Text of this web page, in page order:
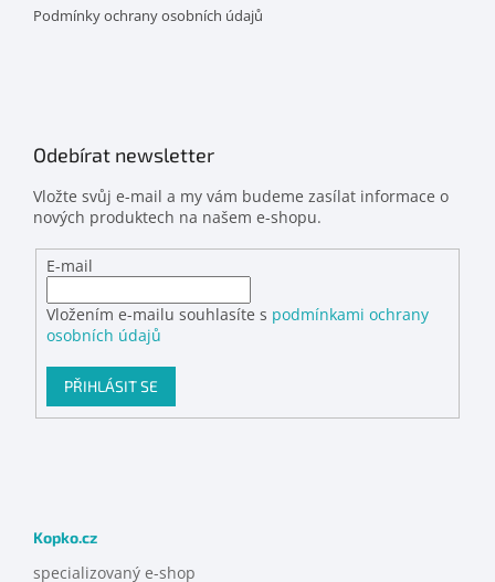
Podmínky ochrany osobních údajů
Odebírat newsletter
Vložte svůj e-mail a my vám budeme zasílat informace o
nových produktech na našem e-shopu.
E-mail
Vložením e-mailu souhlasíte s podmínkami ochrany
osobních údajů
PŘIHLÁSIT SE
Kopko.cz
specializovaný e-shop